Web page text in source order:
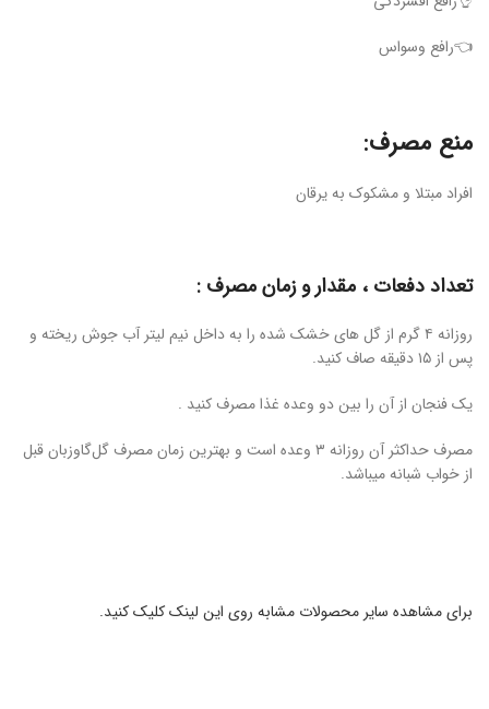
👈رافع وسواس
منع مصرف:
افراد مبتلا و مشکوک به یرقان
تعداد دفعات ، مقدار و زمان مصرف :
روزانه ۴ گرم از گل های خشک شده را به داخل نیم لیتر آب جوش ریخته و
پس از ۱۵ دقیقه صاف کنید.
یک فنجان از آن را بین دو وعده غذا مصرف کنید .
مصرف حداکثر آن روزانه ۳ وعده است و بهترین زمان مصرف گل‌گاوزبان قبل
از خواب شبانه میباشد.
برای مشاهده سایر محصولات مشابه روی این لینک کلیک کنید.